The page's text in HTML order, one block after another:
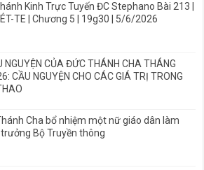
Kinh Trực Tuyến ĐC Stephano Bài 213 |
TE | Chương 5 | 19g30 | 5/6/2026
NGUYỆN CỦA ĐỨC THÁNH CHA THÁNG
CẦU NGUYỆN CHO CÁC GIÁ TRỊ TRONG
Cha bổ nhiệm một nữ giáo dân làm
Bộ Truyền thông